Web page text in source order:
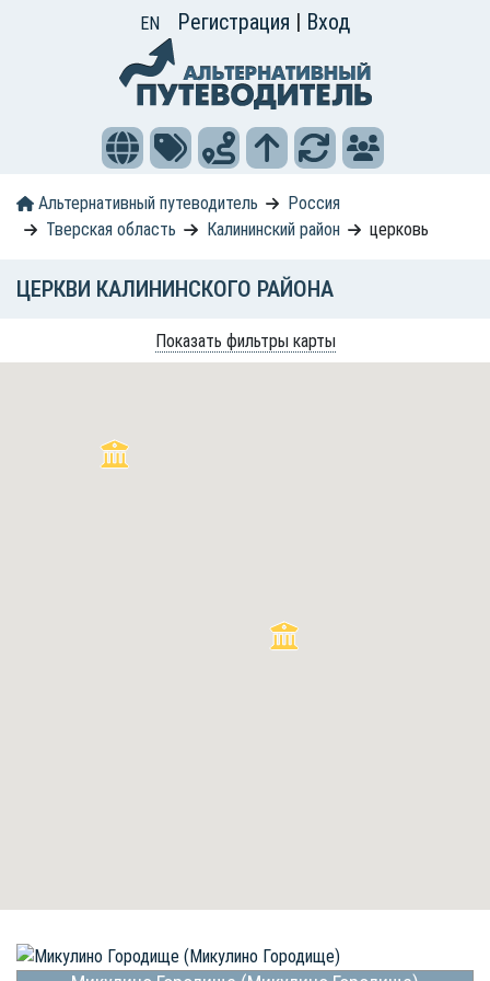
EN Регистрация | Вход
Альтернативный путеводитель
Россия
Тверская область
Калининский район церковь
ЦЕРКВИ КАЛИНИНСКОГО РАЙОНА
Показать фильтры карты